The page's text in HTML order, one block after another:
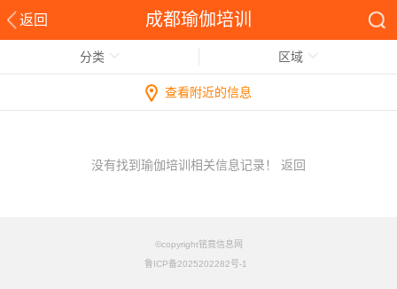
返回 成都瑜伽培训
分类 区域
查看附近的信息
没有找到瑜伽培训相关信息记录！ 返回
©copyright铭竟信息网
鲁ICP备2025202282号-1